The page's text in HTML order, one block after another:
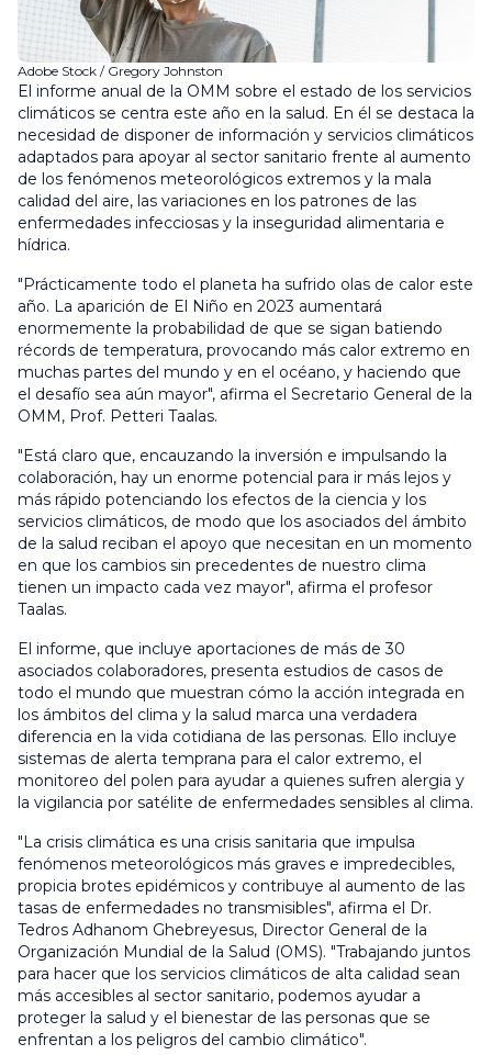
Adobe Stock / Gregory Johnston
El informe anual de la OMM sobre el estado de los servicios
climáticos se centra este año en la salud. En él se destaca la
necesidad de disponer de información y servicios climáticos
adaptados para apoyar al sector sanitario frente al aumento
de los fenómenos meteorológicos extremos y la mala
calidad del aire, las variaciones en los patrones de las
enfermedades infecciosas y la inseguridad alimentaria e
hídrica.
"Prácticamente todo el planeta ha sufrido olas de calor este
año. La aparición de El Niño en 2023 aumentará
enormemente la probabilidad de que se sigan batiendo
récords de temperatura, provocando más calor extremo en
muchas partes del mundo y en el océano, y haciendo que
el desafío sea aún mayor", afirma el Secretario General de la
OMM, Prof. Petteri Taalas.
"Está claro que, encauzando la inversión e impulsando la
colaboración, hay un enorme potencial para ir más lejos y
más rápido potenciando los efectos de la ciencia y los
servicios climáticos, de modo que los asociados del ámbito
de la salud reciban el apoyo que necesitan en un momento
en que los cambios sin precedentes de nuestro clima
tienen un impacto cada vez mayor", afirma el profesor
Taalas.
El informe, que incluye aportaciones de más de 30
asociados colaboradores, presenta estudios de casos de
todo el mundo que muestran cómo la acción integrada en
los ámbitos del clima y la salud marca una verdadera
diferencia en la vida cotidiana de las personas. Ello incluye
sistemas de alerta temprana para el calor extremo, el
monitoreo del polen para ayudar a quienes sufren alergia y
la vigilancia por satélite de enfermedades sensibles al clima.
"La crisis climática es una crisis sanitaria que impulsa
fenómenos meteorológicos más graves e impredecibles,
propicia brotes epidémicos y contribuye al aumento de las
tasas de enfermedades no transmisibles", afirma el Dr.
Tedros Adhanom Ghebreyesus, Director General de la
Organización Mundial de la Salud (OMS). "Trabajando juntos
para hacer que los servicios climáticos de alta calidad sean
más accesibles al sector sanitario, podemos ayudar a
proteger la salud y el bienestar de las personas que se
enfrentan a los peligros del cambio climático".